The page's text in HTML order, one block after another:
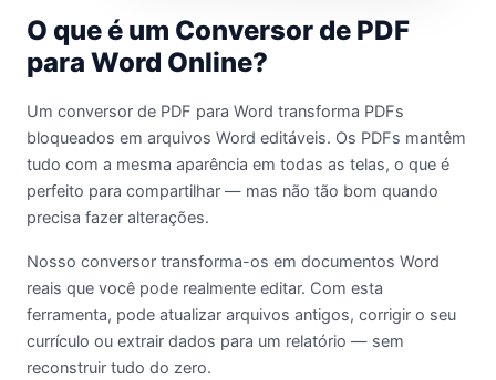
O que é um Conversor de PDF
para Word Online?
Um conversor de PDF para Word transforma PDFs
bloqueados em arquivos Word editáveis. Os PDFs mantêm
tudo com a mesma aparência em todas as telas, o que é
perfeito para compartilhar — mas não tão bom quando
precisa fazer alterações.
Nosso conversor transforma-os em documentos Word
reais que você pode realmente editar. Com esta
ferramenta, pode atualizar arquivos antigos, corrigir o seu
currículo ou extrair dados para um relatório — sem
reconstruir tudo do zero.